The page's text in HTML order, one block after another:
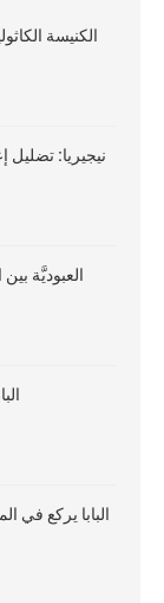
الكنيسة
نيجيريا: تضليل
العبوديَّة
البابا يركع في